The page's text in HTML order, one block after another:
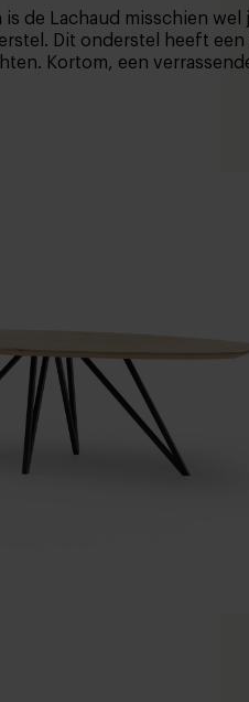
de Lachaud misschien wel
Dit onderstel heeft
Kortom, een